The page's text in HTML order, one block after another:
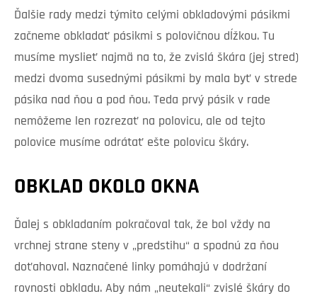
Ďalšie rady medzi týmito celými obkladovými pásikmi
začneme obkladať pásikmi s polovičnou dĺžkou. Tu
musíme myslieť najmä na to, že zvislá škára (jej stred)
medzi dvoma susednými pásikmi by mala byť v strede
pásika nad ňou a pod ňou. Teda prvý pásik v rade
nemôžeme len rozrezať na polovicu, ale od tejto
polovice musíme odrátať ešte polovicu škáry.
OBKLAD OKOLO OKNA
Ďalej s obkladaním pokračoval tak, že bol vždy na
vrchnej strane steny v „predstihu“ a spodnú za ňou
doťahoval. Naznačené linky pomáhajú v dodržaní
rovnosti obkladu. Aby nám „neutekali“ zvislé škáry do